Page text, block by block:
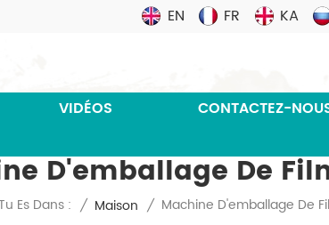
EN FR KA
VIDÉOS CONTACTEZ-
D'emballage De
Es Dans : / Maison / Machine D'emballage De